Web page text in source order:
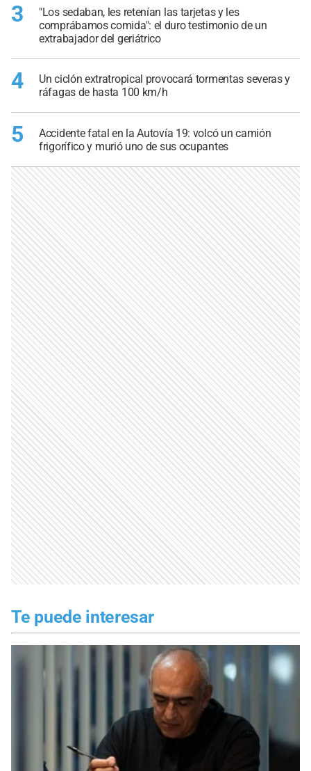
3
"Los sedaban, les retenían las tarjetas y les
comprábamos comida": el duro testimonio de un
extrabajador del geriátrico
4
Un ciclón extratropical provocará tormentas severas y
ráfagas de hasta 100 km/h
5
Accidente fatal en la Autovía 19: volcó un camión
frigorífico y murió uno de sus ocupantes
Te puede interesar